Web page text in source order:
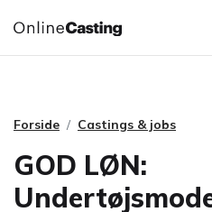
CASTINGS & JOBS
Forside Castings & jobs
GOD LØN: